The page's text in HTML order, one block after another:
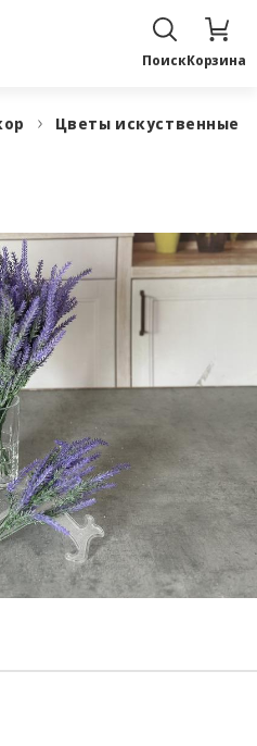
ПоискКорзина
Цветы искуственные